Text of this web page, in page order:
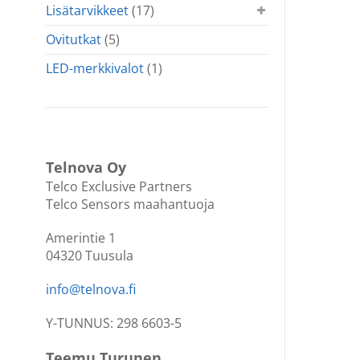
Lisätarvikkeet(17)
Ovitutkat(5)
LED-merkkivalot(1)
Telnova Oy
Telco Exclusive Partners
Telco Sensors maahantuoja
Amerintie 1
04320 Tuusula
info@telnova.fi
Y-TUNNUS: 298 6603-5